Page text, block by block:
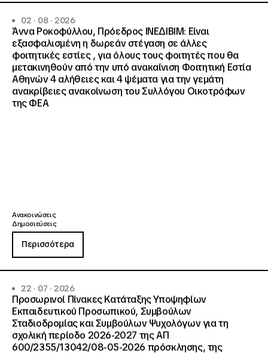
02 · 08 · 2026
Άννα Ροκοφύλλου, Πρόεδρος ΙΝΕΔΙΒΙΜ: Είναι
εξασφαλισμένη η δωρεάν στέγαση σε άλλες
φοιτητικές εστίες , για όλους τους φοιτητές που θα
μετακινηθούν από την υπό ανακαίνιση Φοιτητική Εστία
Αθηνών 4 αλήθειες και 4 ψέματα για την γεμάτη
ανακρίβειες ανακοίνωση του Συλλόγου Οικοτρόφων
της ΦΕΑ
Ανακοινώσεις
Δημοσιεύσεις
Περισσότερα
22 · 07 · 2026
Προσωρινοί Πίνακες Κατάταξης Υποψηφίων
Εκπαιδευτικού Προσωπικού, Συμβούλων
Σταδιοδρομίας και Συμβούλων Ψυχολόγων για τη
σχολική περίοδο 2026-2027 της ΑΠ
600/2355/13042/08-05-2026 πρόσκλησης, της